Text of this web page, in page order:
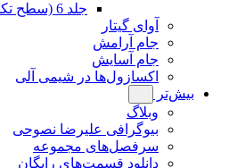
جلد 6 (سطح تکمیلی)
آوای گیتار
جام آرامش
جام آسایش
اکسازول‌ها در شیمی آلی
بیش‌تر
وبلاگ
بیوگرافی علیرضا نصوحی
سرفصل‌های مجموعه
دانلود قسمت‌های رایگان